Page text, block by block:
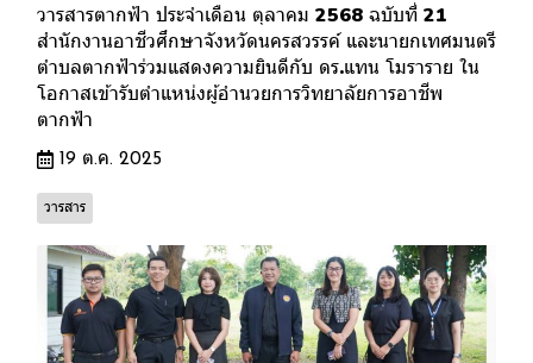
วารสารตากฟ้า ประจำเดือน ตุลาคม 2568 ฉบับที่ 21
สำนักงานอาชีวศึกษาจังหวัดนครสวรรค์ และนายกเทศมนตรี
ตำบลตากฟ้าร่วมแสดงความยินดีกับ ดร.แทน โมราราย ใน
โอกาสเข้ารับตำแหน่งผู้อำนวยการวิทยาลัยการอาชีพ
ตากฟ้า
19 ต.ค. 2025
วารสาร